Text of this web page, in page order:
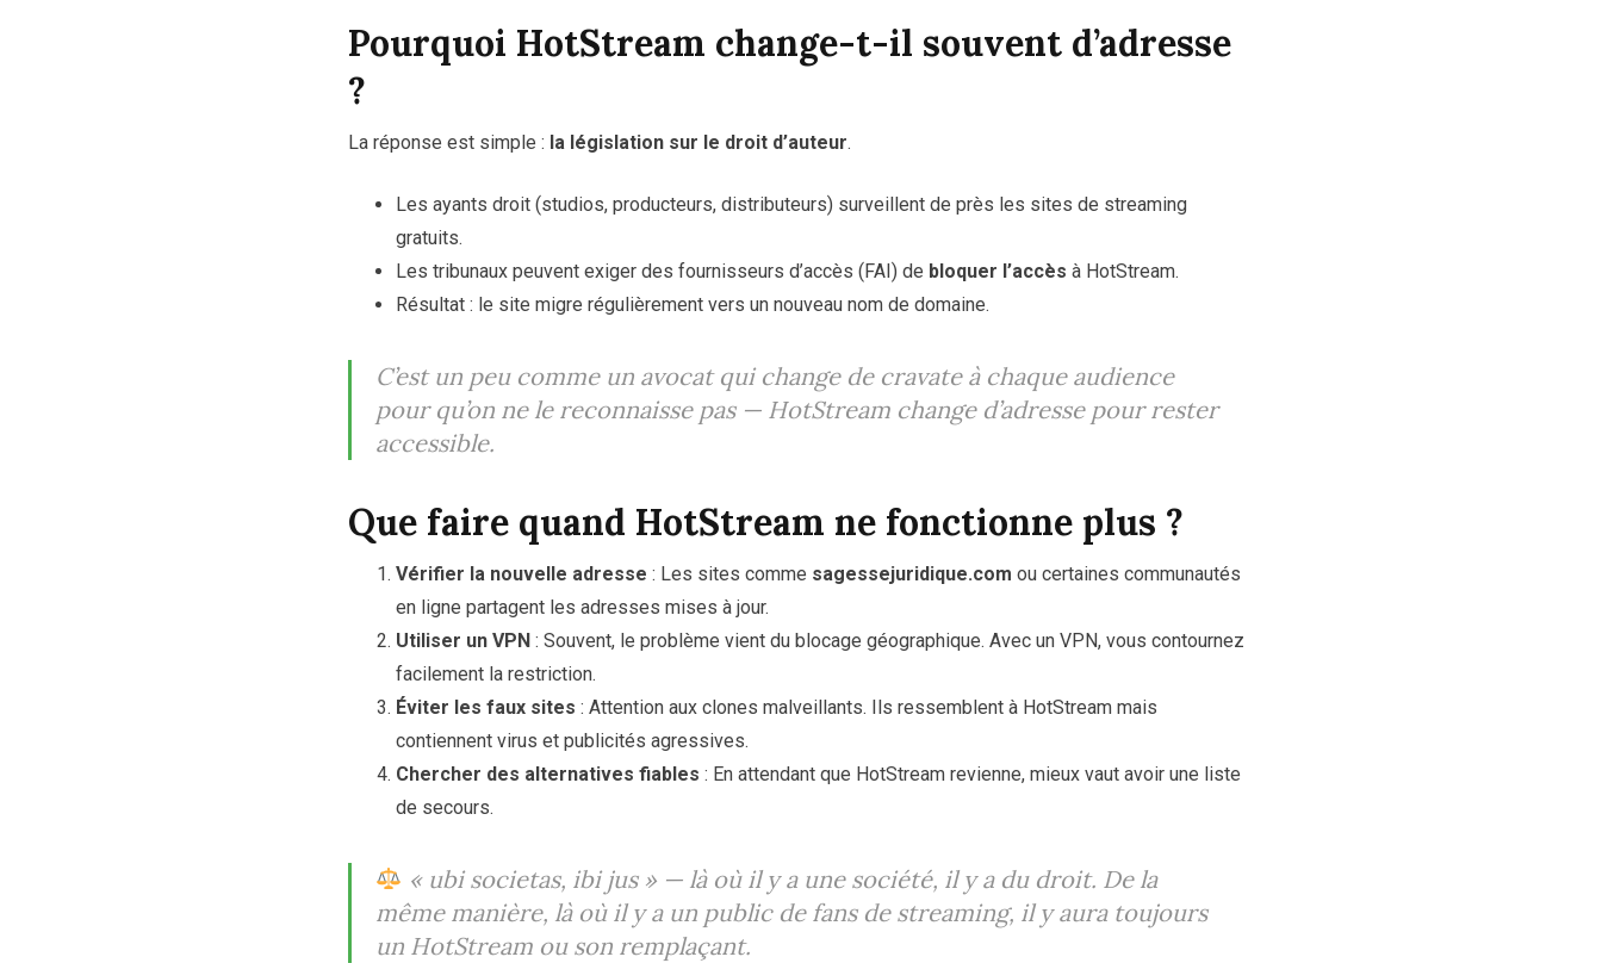
Pourquoi HotStream change-t-il souvent d’adresse
?
La réponse est simple : la législation sur le droit d’auteur.
Les ayants droit (studios, producteurs, distributeurs) surveillent de près les sites de streaming
gratuits.
Les tribunaux peuvent exiger des fournisseurs d’accès (FAI) de bloquer l’accès à HotStream.
Résultat : le site migre régulièrement vers un nouveau nom de domaine.
C’est un peu comme un avocat qui change de cravate à chaque audience
pour qu’on ne le reconnaisse pas — HotStream change d’adresse pour rester
accessible.
Que faire quand HotStream ne fonctionne plus ?
Vérifier la nouvelle adresse : Les sites comme sagessejuridique.com ou certaines communautés
en ligne partagent les adresses mises à jour.
Utiliser un VPN : Souvent, le problème vient du blocage géographique. Avec un VPN, vous contournez
facilement la restriction.
Éviter les faux sites : Attention aux clones malveillants. Ils ressemblent à HotStream mais
contiennent virus et publicités agressives.
Chercher des alternatives fiables : En attendant que HotStream revienne, mieux vaut avoir une liste
de secours.
« ubi societas, ibi jus »— là où il y a une société, il y a du droit. De la
même manière, là où il y a un public de fans de streaming, il y aura toujours
un HotStream ou son remplaçant.